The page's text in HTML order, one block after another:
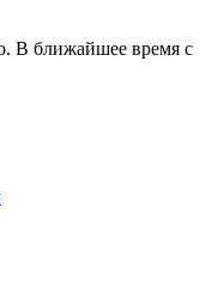
В ближайшее время с